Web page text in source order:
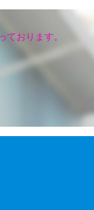
おります。